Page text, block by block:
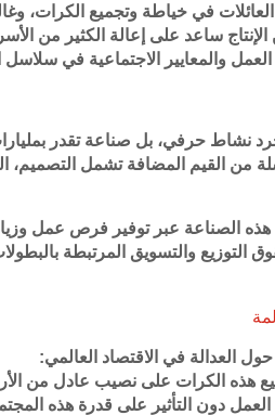
في خياطة وتجميع الكرات،
ساعد على إعالة الكثير من
والمعايير الاجتماعية في سلاسل
نشاط حرفي، بل صناعة تقدر
من القيم المضافة تشمل التصميم،
الصناعة عبر توفير فرص عمل
التوزيع والتسويق المرتبطة
العدالة في الاقتصاد العالمي:
هذه الكرات على نصيب عادل من
دون التأثير على قدرة هذه